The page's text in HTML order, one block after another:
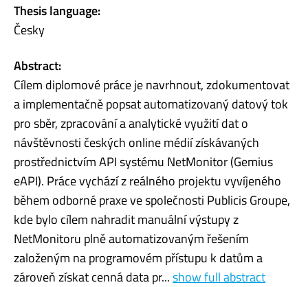
Thesis language:
Česky
Abstract:
Cílem diplomové práce je navrhnout, zdokumentovat
a implementačně popsat automatizovaný datový tok
pro sběr, zpracování a analytické využití dat o
návštěvnosti českých online médií získávaných
prostřednictvím API systému NetMonitor (Gemius
eAPI). Práce vychází z reálného projektu vyvíjeného
během odborné praxe ve společnosti Publicis Groupe,
kde bylo cílem nahradit manuální výstupy z
NetMonitoru plně automatizovaným řešením
založeným na programovém přístupu k datům a
zároveň získat cenná data pr...show full abstract